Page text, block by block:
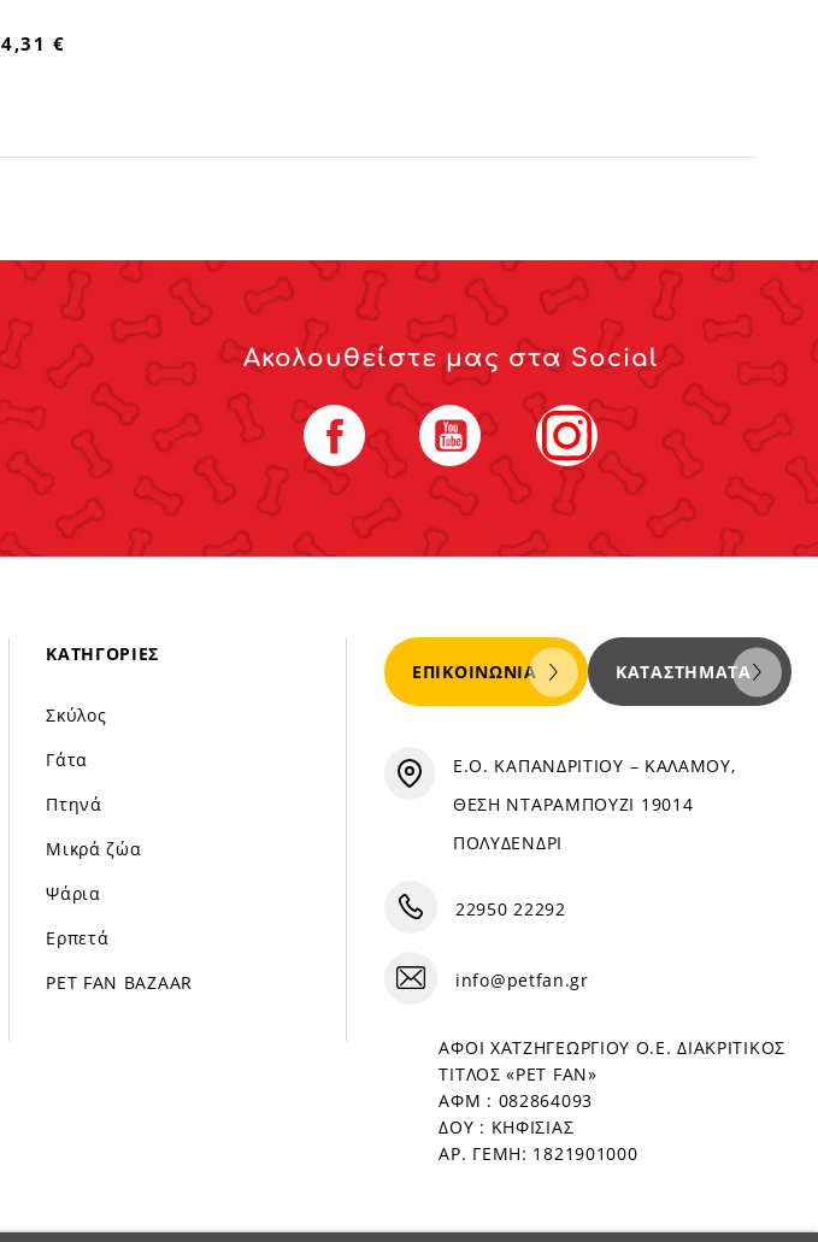
4,31 €
Ακολουθείστε μας στα Social
Facebook YouTube Instagram
ΚΑΤΗΓΟΡΊΕΣ
Σκύλος
Γάτα
Πτηνά
Μικρά ζώα
Ψάρια
Ερπετά
PET FAN BAZAAR
ΕΠΙΚΟΙΝΩΝΊΑ ΚΑΤΑΣΤΉΜΑΤΑ
Ε.Ο. ΚΑΠΑΝΔΡΙΤΙΟΥ – ΚΑΛΑΜΟΥ,
ΘΕΣΗ ΝΤΑΡΑΜΠΟΥΖΙ 19014
ΠΟΛΥΔΕΝΔΡΙ
22950 22292
info@petfan.gr
ΑΦΟΙ ΧΑΤΖΗΓΕΩΡΓΙΟΥ Ο.Ε. ΔΙΑΚΡΙΤΙΚΟΣ
ΤΙΤΛΟΣ «PET FAN»
ΑΦΜ : 082864093
ΔΟΥ : ΚΗΦΙΣΙΑΣ
ΑΡ. ΓΕΜΗ: 1821901000